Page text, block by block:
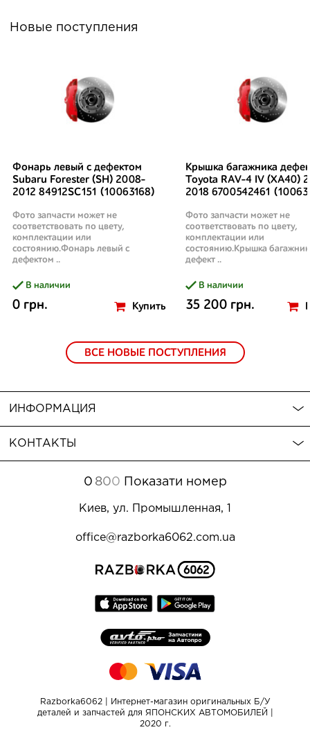
Новые поступления
Фонарь левый с дефектом
Subaru Forester (SH) 2008-
2012 84912SC151 (10063168)
Фото запчасти может не
соответствовать по цвету,
комплектации или
состоянию.Фонарь левый с
дефектом ..
В наличии
0 грн. Купить
Крышка багажника
Toyota RAV-4 IV (XA40)
2018 6700542461
Фото запчасти может не
соответствовать по цвету,
комплектации или
состоянию.Крышка
дефект ..
В наличии
35 200 грн.
ВСЕ НОВЫЕ ПОСТУПЛЕНИЯ
ИНФОРМАЦИЯ
КОНТАКТЫ
0 800 Показати номер
Киев, ул. Промышленная, 1
office@razborka6062.com.ua
Razborka6062 | Интернет-магазин оригинальных Б/У
деталей и запчастей для ЯПОНСКИХ АВТОМОБИЛЕЙ |
2020 г.